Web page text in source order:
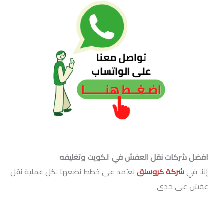
افضل شركات نقل العفش في الكويت وتغليفه
إننا فيشركة كروسنقنعتمد على خطط نضعها لكل عملية نقل
عفش على حدى